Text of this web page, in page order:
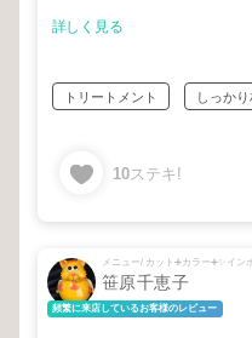
詳しく見る
トリートメント しっかり
10ステキ!
笹原千恵子
頻繁に来店しているお客様のレビュー